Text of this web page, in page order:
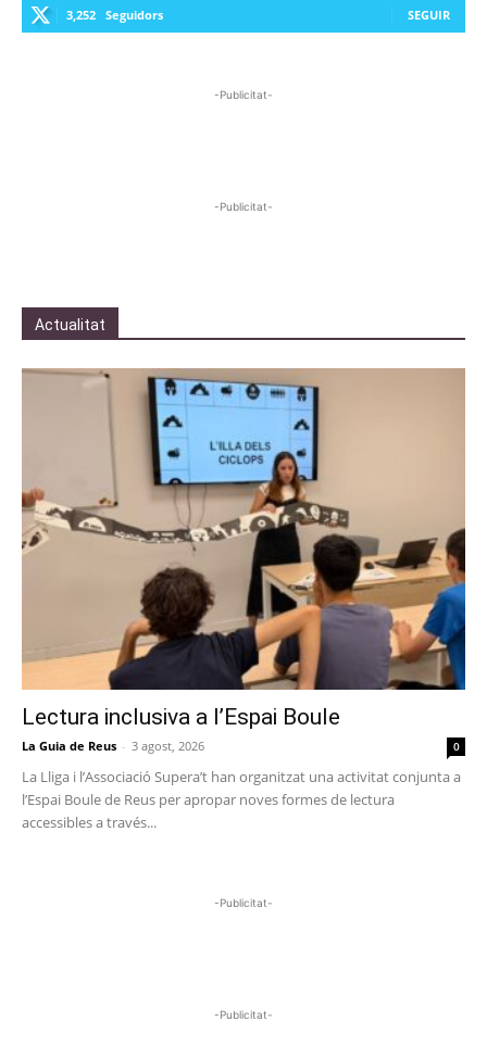
3,252 Seguidors SEGUIR
-Publicitat-
-Publicitat-
Actualitat
Lectura inclusiva a l’Espai Boule
La Guia de Reus - 3 agost, 2026 0
La Lliga i l’Associació Supera’t han organitzat una activitat conjunta a
l’Espai Boule de Reus per apropar noves formes de lectura
accessibles a través...
-Publicitat-
-Publicitat-